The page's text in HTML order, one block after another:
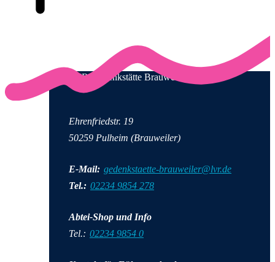
LVR-Gedenkstätte Brauweiler
Ehrenfriedstr. 19
50259 Pulheim (Brauweiler)
E-Mail: gedenkstaette-brauweiler@lvr.de
Tel.: 02234 9854 278
Abtei-Shop und Info
Tel.: 02234 9854 0